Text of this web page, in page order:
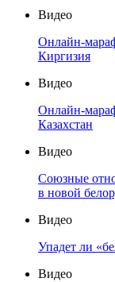
Видео
Онлайн-
Киргизия
Видео
Онлайн-
Казахстан
Видео
Союзные
в новой
Видео
Упадет ли
Видео